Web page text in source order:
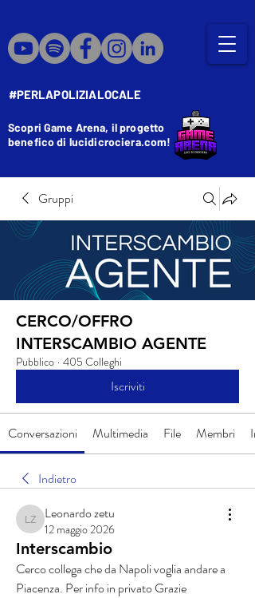
#PERLAPOLIZIALOCALE
Scopri Game Arena, il progetto
benefico di lucidicrociera.com!
Gruppi
CERCO/OFFRO
INTERSCAMBIO AGENTE
Pubblico · 405 Colleghi
Iscriviti
Conversazioni Multimedia File Membri
Indietro
Leonardo zetu
Leonardo zetu
12 maggio 2026
Interscambio
Cerco collega che da Napoli voglia andare a
Piacenza. Per info in privato Grazie